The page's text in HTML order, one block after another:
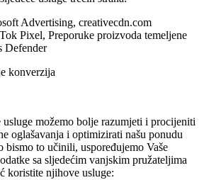
Advertising, creativecdn.com
Pixel, Preporuke proizvoda temeljene
Defender
konverzija
usluge možemo bolje razumjeti i procijeniti
oglašavanja i optimizirati našu ponudu
bismo to učinili, uspoređujemo Vaše
sa sljedećim vanjskim pružateljima
koristite njihove usluge: